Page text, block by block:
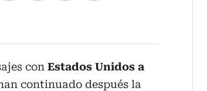
con Estados Unidos a
continuado después la